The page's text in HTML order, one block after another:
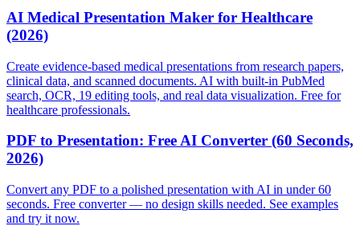
AI Medical Presentation Maker for Healthcare
(2026)
Create evidence-based medical presentations from research papers,
clinical data, and scanned documents. AI with built-in PubMed
search, OCR, 19 editing tools, and real data visualization. Free for
healthcare professionals.
PDF to Presentation: Free AI Converter (60 Seconds,
2026)
Convert any PDF to a polished presentation with AI in under 60
seconds. Free converter — no design skills needed. See examples
and try it now.